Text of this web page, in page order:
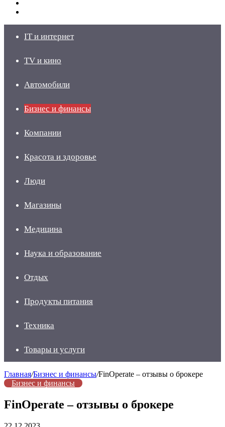
IT и интернет
TV и кино
Автомобили
Бизнес и финансы
Компании
Красота и здоровье
Люди
Магазины
Медицина
Наука и образование
Отдых
Продукты питания
Техника
Товары и услуги
Главная/Бизнес и финансы/FinOperate – отзывы о брокере
Бизнес и финансы
FinOperate – отзывы о брокере